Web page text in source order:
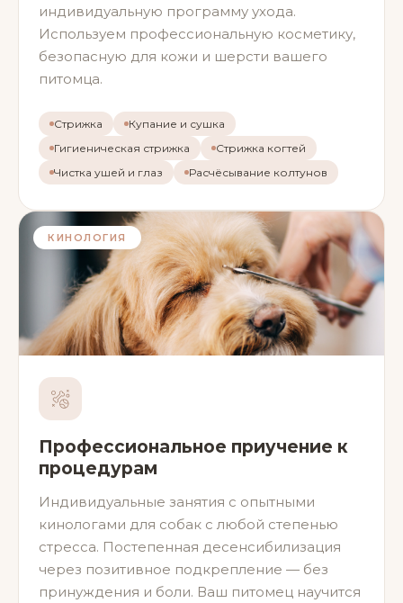
индивидуальную программу ухода.
Используем профессиональную косметику,
безопасную для кожи и шерсти вашего
питомца.
Стрижка
Купание и сушка
Гигиеническая стрижка
Стрижка когтей
Чистка ушей и глаз
Расчёсывание колтунов
КИНОЛОГИЯ
Профессиональное приучение к
процедурам
Индивидуальные занятия с опытными
кинологами для собак с любой степенью
стресса. Постепенная десенсибилизация
через позитивное подкрепление — без
принуждения и боли. Ваш питомец научится